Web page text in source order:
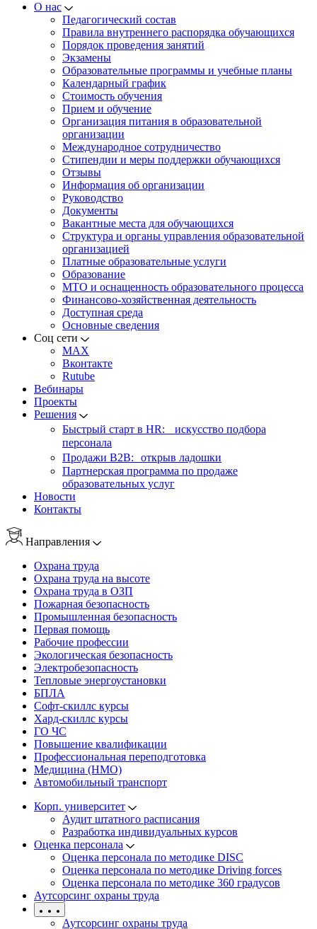
О нас
Педагогический состав
Правила внутреннего распорядка обучающихся
Порядок проведения занятий
Экзамены
Образовательные программы и учебные планы
Календарный график
Стоимость обучения
Прием и обучение
Организация питания в образовательной
организации
Международное сотрудничество
Стипендии и меры поддержки обучающихся
Отзывы
Информация об организации
Руководство
Документы
Вакантные места для обучающихся
Структура и органы управления образовательной
организацией
Платные образовательные услуги
Образование
МТО и оснащенность образовательного процесса
Финансово-хозяйственная деятельность
Доступная среда
Основные сведения
Соц сети
MAX
Вконтакте
Rutube
Вебинары
Проекты
Решения
Быстрый старт в HR: искусство подбора
персонала
Продажи B2B: открыв ладошки
Партнерская программа по продаже
образовательных услуг
Новости
Контакты
Направления
Охрана труда
Охрана труда на высоте
Охрана труда в ОЗП
Пожарная безопасность
Промышленная безопасность
Первая помощь
Рабочие профессии
Экологическая безопасность
Электробезопасность
Тепловые энергоустановки
БПЛА
Софт-скиллс курсы
Хард-скиллс курсы
ГО ЧС
Повышение квалификации
Профессиональная переподготовка
Медицина (НМО)
Автомобильный транспорт
Корп. университет
Аудит штатного расписания
Разработка индивидуальных курсов
Оценка персонала
Оценка персонала по методике DISC
Оценка персонала по методике Driving forces
Оценка персонала по методике 360 градусов
Аутсорсинг охраны труда
Аутсорсинг охраны труда